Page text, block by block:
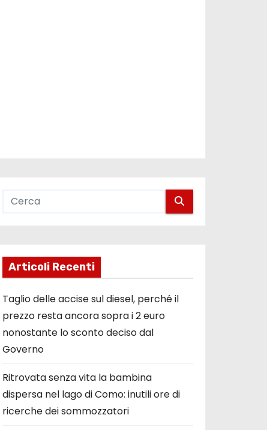
Articoli Recenti
Taglio delle accise sul diesel, perché il
prezzo resta ancora sopra i 2 euro
nonostante lo sconto deciso dal
Governo
Ritrovata senza vita la bambina
dispersa nel lago di Como: inutili ore di
ricerche dei sommozzatori